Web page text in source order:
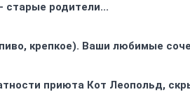
старые родители...
крепкое). Ваши любимые
приюта Кот Леопольд,